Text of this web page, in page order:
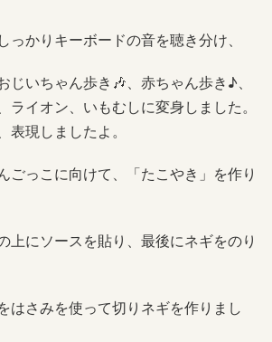
っかりキーボードの音を聴き分け、
いちゃん歩き🎶、赤ちゃん歩き♪、
ライオン、いもむしに変身しました。
表現しましたよ。
ごっこに向けて、「たこやき」を作り
上にソースを貼り、最後にネギをのり
はさみを使って切りネギを作りまし